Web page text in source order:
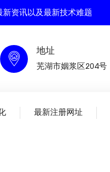
资讯以及最新技术难题
地址
芜湖市姻浆区204号
最新注册网址